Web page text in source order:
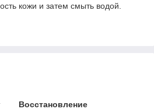
кожи и затем смыть водой.
Восстановление